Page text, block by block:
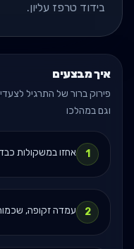
בידוד טרפז עליון.
איך מבצעים
פירוק ברור של התרגיל
וגם במהלכו
1 אחזו במשקולות כבדות (50%+ ממשקל
2 עמדה זקופה,